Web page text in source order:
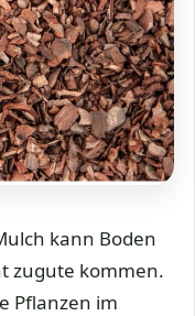
kann Boden
zugute kommen.
Pflanzen im